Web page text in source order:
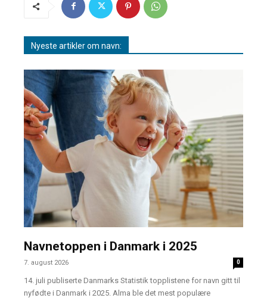
Nyeste artikler om navn:
Navnetoppen i Danmark i 2025
7. august 2026 0
14. juli publiserte Danmarks Statistik topplistene for navn gitt til
nyfødte i Danmark i 2025. Alma ble det mest populære